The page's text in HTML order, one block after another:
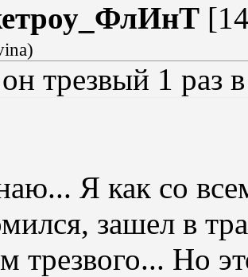
)
трезвый 1 раз
Я как со
зашел в
трезвого... Но